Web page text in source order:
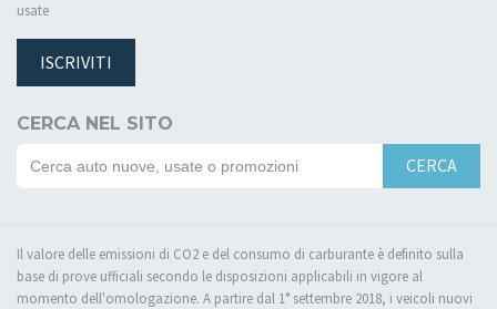
usate
ISCRIVITI
CERCA NEL SITO
CERCA
Il valore delle emissioni di CO2 e del consumo di carburante è definito sulla
base di prove ufficiali secondo le disposizioni applicabili in vigore al
momento dell'omologazione. A partire dal 1° settembre 2018, i veicoli nuovi